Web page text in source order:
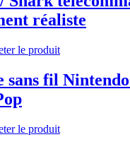
réaliste
le produit
sans fil
le produit